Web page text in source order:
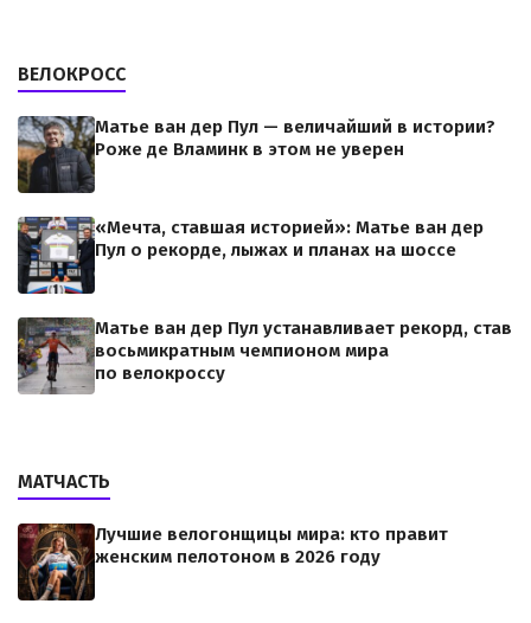
ВЕЛОКРОСС
Матье ван дер Пул — величайший в истории?
Роже де Вламинк в этом не уверен
«Мечта, ставшая историей»: Матье ван дер
Пул о рекорде, лыжах и планах на шоссе
Матье ван дер Пул устанавливает рекорд, став
восьмикратным чемпионом мира
по велокроссу
МАТЧАСТЬ
Лучшие велогонщицы мира: кто правит
женским пелотоном в 2026 году